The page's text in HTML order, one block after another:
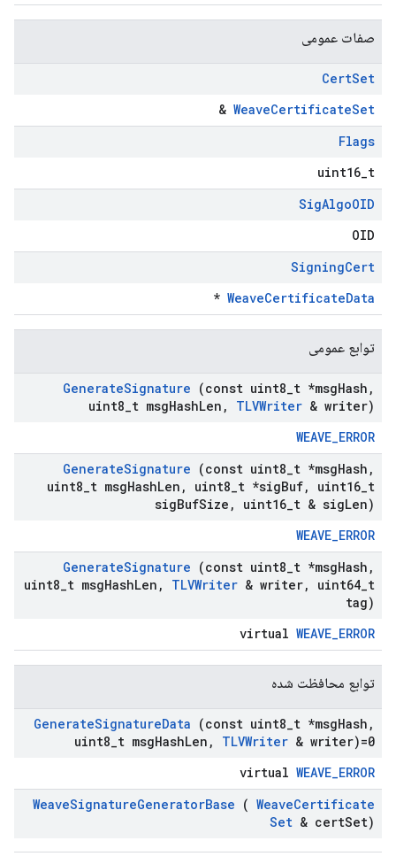
صفات عمومی
CertSet
WeaveCertificateSet
&
Flags
uint16_t
SigAlgoOID
OID
SigningCert
WeaveCertificateData
*
توابع عمومی
GenerateSignature (const uint8 t *msgHash ,
uint8 t msgHashLen , TLVWriter & writer)
WEAVE_ERROR
GenerateSignature (const uint8 t *msgHash ,
uint8 t msgHashLen , uint8 t *sigBuf, uint16 t
sigBufSize , uint16 t & sigLen)
WEAVE_ERROR
GenerateSignature (const uint8 t *msgHash ,
uint8 t msgHashLen , TLVWriter & writer, uint64 t
tag)
virtual WEAVE_ERROR
توابع محافظت شده
GenerateSignatureData (const uint8 t *msgHash ,
uint8 t msgHashLen , TLVWriter & writer)=0
virtual WEAVE_ERROR
WeaveSignatureGeneratorBase ( WeaveCertificate
Set & certSet)